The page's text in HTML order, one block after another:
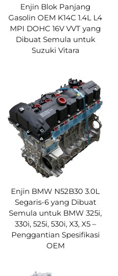
Enjin Blok Panjang
Gasolin OEM K14C 1.4L L4
MPI DOHC 16V VVT yang
Dibuat Semula untuk
Suzuki Vitara
Enjin BMW N52B30 3.0L
Segaris-6 yang Dibuat
Semula untuk BMW 325i,
330i, 525i, 530i, X3, X5 –
Penggantian Spesifikasi
OEM